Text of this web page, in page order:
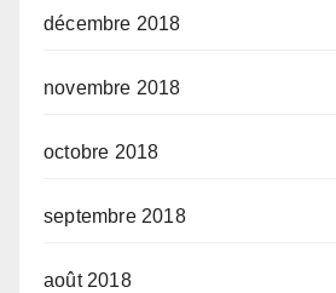
décembre 2018
novembre 2018
octobre 2018
septembre 2018
août 2018